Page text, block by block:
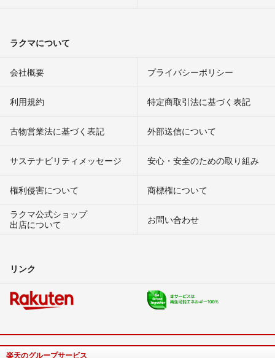
ラクマについて
会社概要 プライバシーポリシー
利用規約 特定商取引法に基づく表記
古物営業法に基づく表記 外部送信について
サステナビリティメッセージ 安心・安全のための取り組み
権利侵害について
商標権について
ラクマ公式ショップ
出店について
お問い合わせ
リンク
楽天のグループサービス